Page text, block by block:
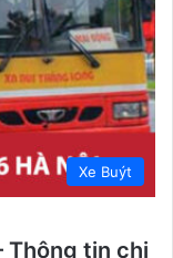
Xe Buýt
Thông tin chi